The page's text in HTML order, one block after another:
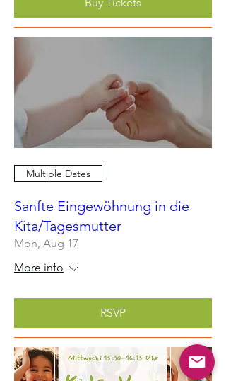
Multiple Dates
Sanfte Eingewöhnung in die
Kita/Tagesmutter
Mon, Aug 17
More info
RSVP